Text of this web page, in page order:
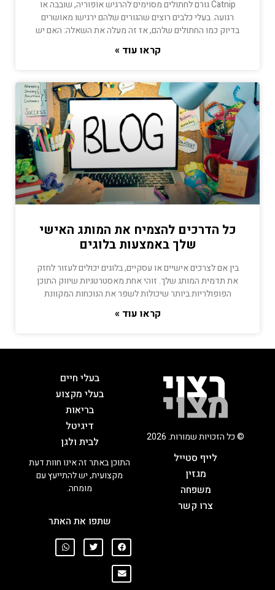
Catnip גורם לחתולים מסוימים להרגיש אופוריה, שובבה או
רגועה. בעלי כלבים רוצים שהגורים שלהם ירגישו מאושרים
בדיוק כמו החתולים שלהם, אז זה מעלה את השאלה: האם יש
קראו עוד »
כל הדרכים להצמיח את המותג האישי
שלך באמצעות בלוגים
בין אם לצרכים אישיים או עסקיים, בלוגים יכולים לעזור לחזק
את תדמית המותג שלך. זוהי אחת מאסטרטגיות שיווק התוכן
הפופולריות ביותר שיכולות לשפר את הנוכחות המקוונת
קראו עוד »
© כל הזכויות שמורות. 2026
בעלי חיים
בעלי מקצוע
בריאות
דיגיטל
לבית ולגן
לייף סטייל
מגזין
משפחה
צרו קשר
התוכן באתר זה אינו חוות דעת
מקצועית, יש להתייעץ עם
מומחה.
שתפו את האתר